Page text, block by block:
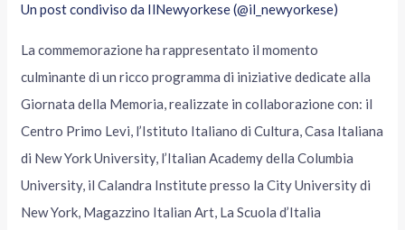
Un post condiviso da IlNewyorkese (@il_newyorkese)
La commemorazione ha rappresentato il momento
culminante di un ricco programma di iniziative dedicate alla
Giornata della Memoria, realizzate in collaborazione con: il
Centro Primo Levi, l’Istituto Italiano di Cultura, Casa Italiana
di New York University, l’Italian Academy della Columbia
University, il Calandra Institute presso la City University di
New York, Magazzino Italian Art, La Scuola d’Italia